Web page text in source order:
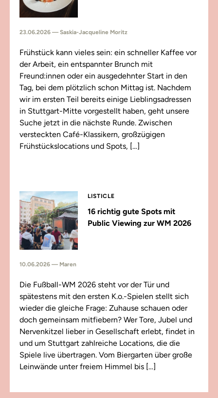
23.06.2026 — Saskia-Jacqueline Moritz
Frühstück kann vieles sein: ein schneller Kaffee vor
der Arbeit, ein entspannter Brunch mit
Freund:innen oder ein ausgedehnter Start in den
Tag, bei dem plötzlich schon Mittag ist. Nachdem
wir im ersten Teil bereits einige Lieblingsadressen
in Stuttgart-Mitte vorgestellt haben, geht unsere
Suche jetzt in die nächste Runde. Zwischen
versteckten Café-Klassikern, großzügigen
Frühstückslocations und Spots, […]
LISTICLE
16 richtig gute Spots mit
Public Viewing zur WM 2026
10.06.2026 — Maren
Die Fußball-WM 2026 steht vor der Tür und
spätestens mit den ersten K.o.-Spielen stellt sich
wieder die gleiche Frage: Zuhause schauen oder
doch gemeinsam mitfiebern? Wer Tore, Jubel und
Nervenkitzel lieber in Gesellschaft erlebt, findet in
und um Stuttgart zahlreiche Locations, die die
Spiele live übertragen. Vom Biergarten über große
Leinwände unter freiem Himmel bis […]